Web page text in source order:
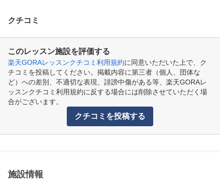
クチコミ
このレッスン施設を評価する
楽天GORAレッスンクチコミ利用規約に同意いただいた上で、ク
チコミを投稿してください。掲載内容に第三者（個人、団体な
ど）への差別、不適切な表現、誹謗中傷がある等、楽天GORAレ
ッスンクチコミ利用規約に反する場合には削除させていただく場
合がございます。
クチコミを投稿する
施設情報